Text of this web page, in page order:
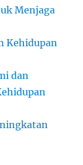
Menjaga
Kehidupan
dan